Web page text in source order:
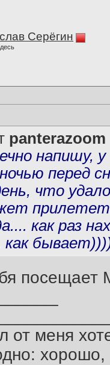
Серёгин
panterazoom
напишу,
перед
что
как раз
посещает
от меня